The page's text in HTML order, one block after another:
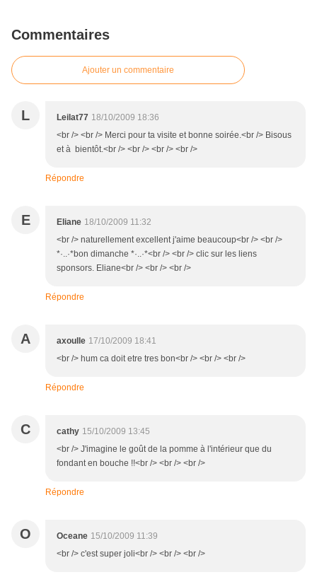
Commentaires
Ajouter un commentaire
L Leilat77 18/10/2009 18:36
<br /> <br /> Merci pour ta visite et bonne soirée.<br /> Bisous
et à bientôt.<br /> <br /> <br /> <br />
Répondre
E Eliane 18/10/2009 11:32
<br /> naturellement excellent j'aime beaucoup<br /> <br />
*·..·*bon dimanche *·..·*<br /> <br /> clic sur les liens
sponsors. Eliane<br /> <br /> <br />
Répondre
A axoulle 17/10/2009 18:41
<br /> hum ca doit etre tres bon<br /> <br /> <br />
Répondre
C cathy 15/10/2009 13:45
<br /> J'imagine le goût de la pomme à l'intérieur que du
fondant en bouche !!<br /> <br /> <br />
Répondre
O Oceane 15/10/2009 11:39
<br /> c'est super joli<br /> <br /> <br />